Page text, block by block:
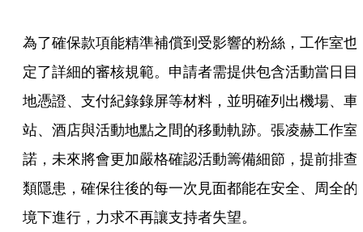
為了確保款項能精準補償到受影響的粉絲，工作室也
定了詳細的審核規範。申請者需提供包含活動當日目
地憑證、支付紀錄錄屏等材料，並明確列出機場、車
站、酒店與活動地點之間的移動軌跡。張凌赫工作室
諾，未來將會更加嚴格確認活動籌備細節，提前排查
類隱患，確保往後的每一次見面都能在安全、周全的
境下進行，力求不再讓支持者失望。